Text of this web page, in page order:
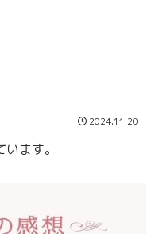
2024.11.20
ます。